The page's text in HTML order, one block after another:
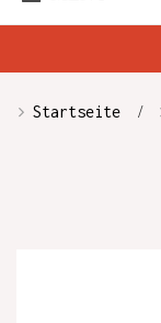
Startseite